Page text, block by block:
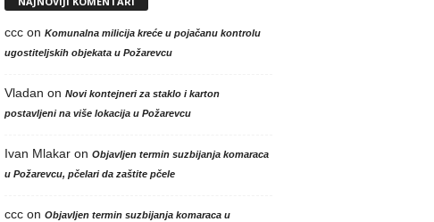
cccon Komunalna milicija kreće u pojačanu kontrolu
ugostiteljskih objekata u Požarevcu
Vladan on Novi kontejneri za staklo i karton
postavljeni na više lokacija u Požarevcu
Ivan Mlakaron Objavljen termin suzbijanja komaraca
u Požarevcu, pčelari da zaštite pčele
cccon Objavljen termin suzbijanja komaraca u